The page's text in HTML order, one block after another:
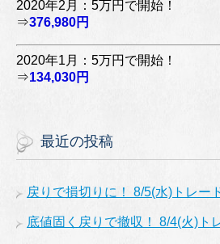
2020年2月：5万円で開始！
⇒376,980円
2020年1月：5万円で開始！
⇒134,030円
最近の投稿
戻りで損切りに！ 8/5(水)トレー
底値固く戻りで撤収！ 8/4(火)ト